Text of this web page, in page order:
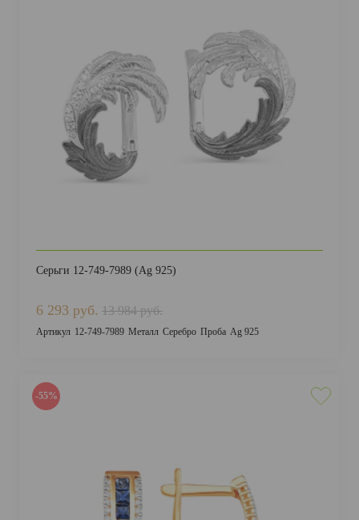
Серьги 12-749-7989 (Ag 925)
6 293 руб. 13 984 руб.
Артикул 12-749-7989 Металл Серебро Проба Ag 925
-55%